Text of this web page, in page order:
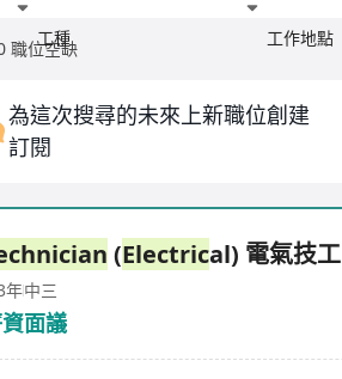
工種 工作地點
職位空缺
為這次搜尋的未來上新職位創建
訂閱
(Electrical) 電氣技工
年中三
面議